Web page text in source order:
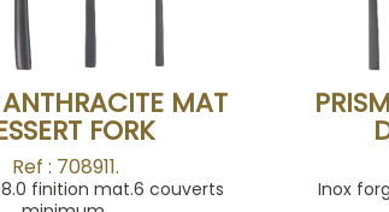
MAT
FORK
Ref : 708911.
finition mat.6 couverts
Inox